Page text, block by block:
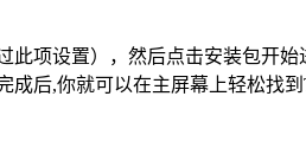
项设置），然后点击安装包开
后,你就可以在主屏幕上轻松找到